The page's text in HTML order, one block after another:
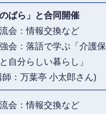
のばら」と合同開催
会：情報交換など
会：落語で学ぶ「介護保
自分らしい暮らし」
師：万葉亭 小太郎さん)
会：情報交換など